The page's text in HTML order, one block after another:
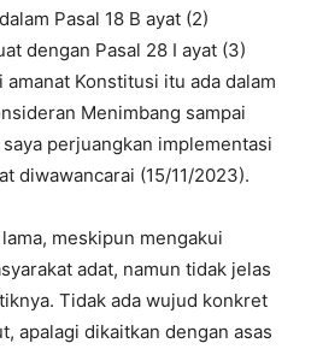
Pasal 18 B ayat (2)
dengan Pasal 28 I ayat (3)
Konstitusi itu ada dalam
Menimbang sampai
perjuangkan implementasi
diwawancarai (15/11/2023).
meskipun mengakui
adat, namun tidak jelas
Tidak ada wujud konkret
apalagi dikaitkan dengan asas